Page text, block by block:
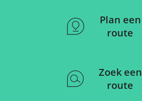
Plan een
route
Zoek een
route